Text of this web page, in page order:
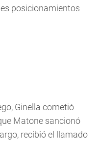
posicionamientos
Ginella cometió
Matone sancionó
recibió el llamado